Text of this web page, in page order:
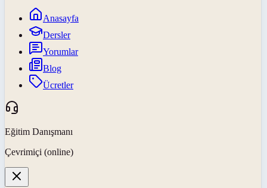
Anasayfa
Dersler
Yorumlar
Blog
Ücretler
Eğitim Danışmanı
Çevrimiçi (online)